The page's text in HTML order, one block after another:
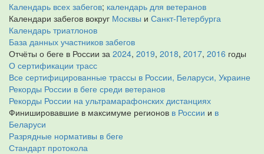
Календарь всех забегов; календарь для ветеранов
Календари забегов вокруг Москвы и Санкт-Петербурга
Календарь триатлонов
База данных участников забегов
Отчёты о беге в России за 2024, 2019, 2018, 2017, 2016 годы
О сертификации трасс
Все сертифицированные трассы в России, Беларуси, Украине
Рекорды России в беге среди ветеранов
Рекорды России на ультрамарафонских дистанциях
Финишировавшие в максимуме регионов в России и в
Беларуси
Разрядные нормативы в беге
Стандарт протокола